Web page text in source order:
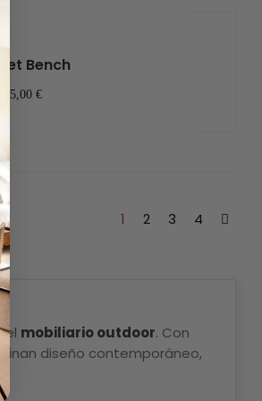
Net Bench
185,00 €
1 2 3 4
mobiliario outdoor. Con
diseño contemporáneo,